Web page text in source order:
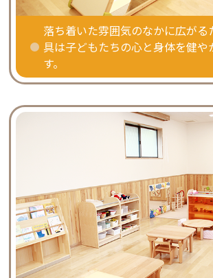
落ち着いた雰囲気のなかに広がる
具は子どもたちの心と身体を健や
す。